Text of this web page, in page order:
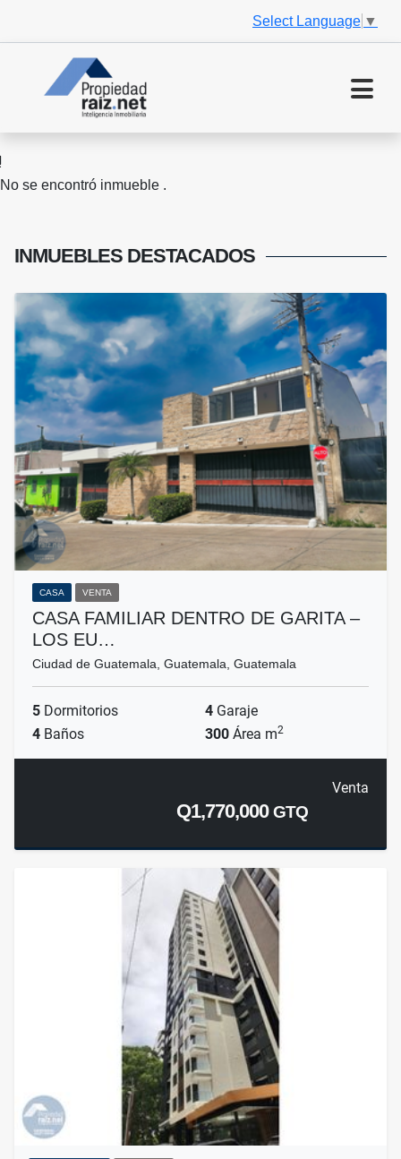
Select Language ▼
No se encontró inmueble .
INMUEBLES DESTACADOS
CASA VENTA
CASA FAMILIAR DENTRO DE GARITA –
LOS EU…
Ciudad de Guatemala, Guatemala, Guatemala
5 Dormitorios 4 Garaje
4 Baños 300 Área m2
Venta
Q1,770,000GTQ